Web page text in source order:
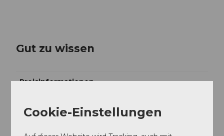
Gut zu wissen
Preisinformationen
Cookie-Einstellungen